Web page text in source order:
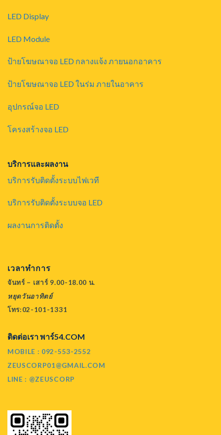
LED Display
LED Module
ป้ายโฆษณาจอ LED กลางแจ้ง ภายนอกอาคาร
ป้ายโฆษณาจอ LED ในร่ม ภายในอาคาร
อุปกรณ์จอ LED
โครงสร้างจอ LED
บริการและผลงาน
บริการรับติดตั้งระบบไฟเวที
บริการรับติดตั้งระบบจอ LED
ผลงานการติดตั้ง
เวลาทำการ
จันทร์ – เสาร์ 9.00-18.00 น.
หยุดวันอาทิตย์
โทร:02-101-1331
ติดต่อเรา พาร์54.COM
MOBILE : 092-553-2552
ZEUSCORP01@GMAIL.COM
LINE : @ZEUSCORP